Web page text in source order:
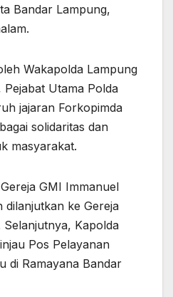
Bandar Lampung,
Wakapolda Lampung
Utama Polda
jajaran Forkopimda
solidaritas dan
masyarakat.
GMI Immanuel
dilanjutkan ke Gereja
Selanjutnya, Kapolda
Pos Pelayanan
di Ramayana Bandar